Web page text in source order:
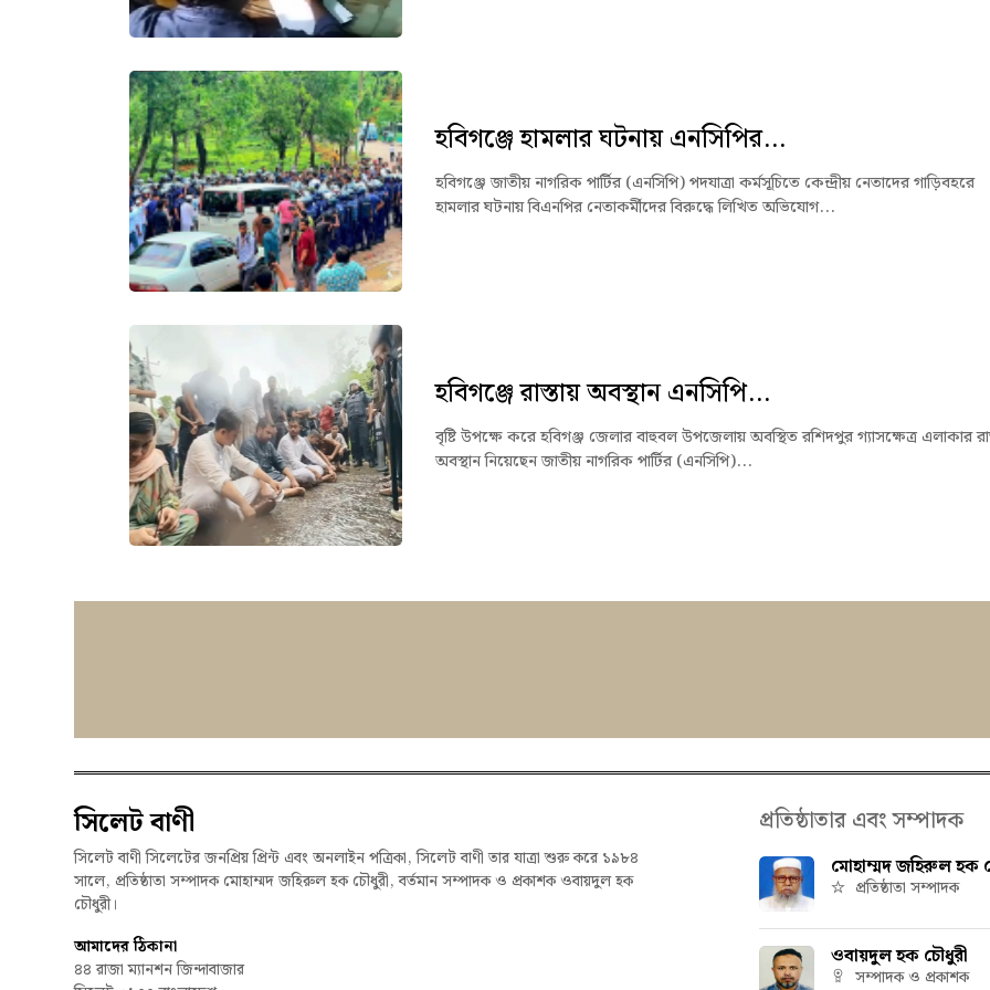
হবিগঞ্জে হামলার ঘটনায় এনসিপির...
হবিগঞ্জে জাতীয় নাগরিক পার্টির (এনসিপি) পদযাত্রা কর্মসূচিতে কেন্দ্রীয় নেতাদের গাড়িবহরে
হামলার ঘটনায় বিএনপির নেতাকর্মীদের বিরুদ্ধে লিখিত অভিযোগ...
হবিগঞ্জে রাস্তায় অবস্থান এনসিপি...
বৃষ্টি উপক্ষে করে হবিগঞ্জ জেলার বাহুবল উপজেলায় অবস্থিত রশিদপুর গ্যাসক্ষেত্র এলাকার
অবস্থান নিয়েছেন জাতীয় নাগরিক পার্টির (এনসিপি)...
সিলেট বাণী
সিলেট বাণী সিলেটের জনপ্রিয় প্রিন্ট এবং অনলাইন পত্রিকা, সিলেট বাণী তার যাত্রা শুরু করে ১৯৮৪
সালে, প্রতিষ্ঠাতা সম্পাদক মোহাম্মদ জহিরুল হক চৌধুরী, বর্তমান সম্পাদক ও প্রকাশক ওবায়দুল হক
চৌধুরী।
আমাদের ঠিকানা
৪৪ রাজা ম্যানশন জিন্দাবাজার
প্রতিষ্ঠাতার এবং সম্পাদক
মোহাম্মদ জহিরুল হক
প্রতিষ্ঠাতা সম্পাদক
ওবায়দুল হক চৌধুরী
সম্পাদক ও প্রকাশক